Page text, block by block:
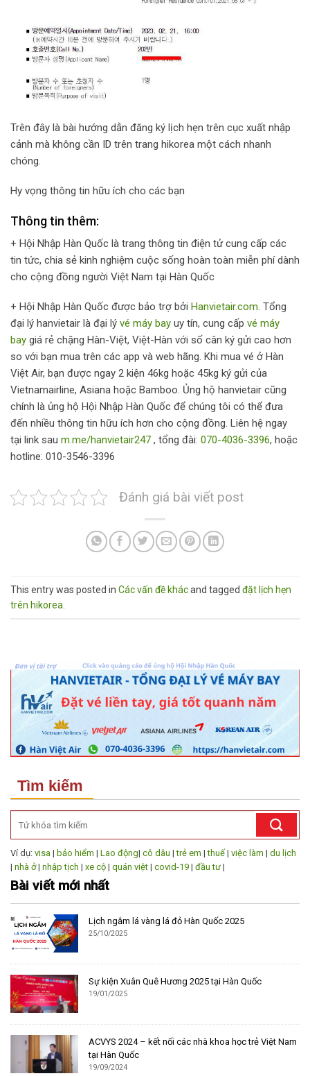
Trên đây là bài hướng dẫn đăng ký lịch hẹn trên cục xuất nhập
cảnh mà không cần ID trên trang hikorea một cách nhanh
chóng.
Hy vọng thông tin hữu ích cho các bạn
Thông tin thêm:
+ Hội Nhập Hàn Quốc là trang thông tin điện tử cung cấp các
tin tức, chia sẻ kinh nghiệm cuộc sống hoàn toàn miễn phí dành
cho cộng đồng người Việt Nam tại Hàn Quốc
+ Hội Nhập Hàn Quốc được bảo trợ bởi Hanvietair.com. Tổng
đại lý hanvietair là đại lý vé máy bay uy tín, cung cấp vé máy
bay giá rẻ chặng Hàn-Việt, Việt-Hàn với số cân ký gửi cao hơn
so với bạn mua trên các app và web hãng. Khi mua vé ở Hàn
Việt Air, bạn được ngay 2 kiện 46kg hoặc 45kg ký gửi của
Vietnamairline, Asiana hoặc Bamboo. Ủng hộ hanvietair cũng
chính là ủng hộ Hội Nhập Hàn Quốc để chúng tôi có thể đưa
đến nhiều thông tin hữu ích hơn cho cộng đồng. Liên hệ ngay
tại link sau m.me/hanvietair247 , tổng đài: 070-4036-3396, hoặc
hotline: 010-3546-3396
Đánh giá bài viết post
This entry was posted in Các vấn đề khácand tagged đặt lịch hẹn
trên hikorea
Tìm kiếm
Ví dụ: visa | bảo hiểm | Lao động| cô dâu |trẻ em |thuế | việc làm | du lịch
| nhà ở| nhập tịch | xe cộ | quán việt | covid-19 | đầu tư |
Bài viết mới nhất
Lịch ngắm lá vàng lá đỏ Hàn Quốc 2025
25/10/2025
Sự kiện Xuân Quê Hương 2025 tại Hàn Quốc
19/01/2025
ACVYS 2024 – kết nối các nhà khoa học trẻ Việt Nam
tại Hàn Quốc
19/09/2024